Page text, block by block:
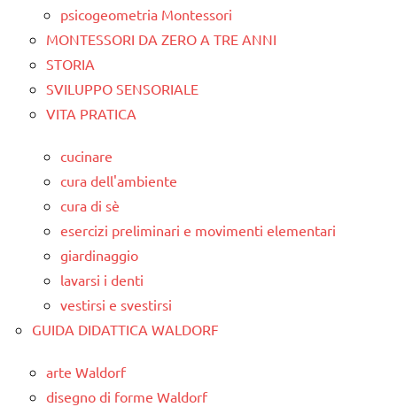
psicogeometria Montessori
MONTESSORI DA ZERO A TRE ANNI
STORIA
SVILUPPO SENSORIALE
VITA PRATICA
cucinare
cura dell'ambiente
cura di sè
esercizi preliminari e movimenti elementari
giardinaggio
lavarsi i denti
vestirsi e svestirsi
GUIDA DIDATTICA WALDORF
arte Waldorf
disegno di forme Waldorf